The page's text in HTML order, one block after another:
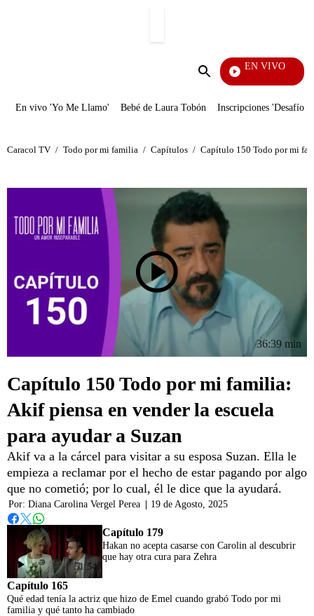
Enviar
EN VIVO
En vivo 'Yo Me Llamo' Bebé de Laura Tobón Inscripciones 'Desafío'
Caracol TV / Todo por mi familia / Capítulos / Capítulo 150 Todo por mi
36:39 min
Capítulo 150 Todo por mi familia:
Akif piensa en vender la escuela
para ayudar a Suzan
Akif va a la cárcel para visitar a su esposa Suzan. Ella le
empieza a reclamar por el hecho de estar pagando por algo
que no cometió; por lo cual, él le dice que la ayudará.
Por: Diana Carolina Vergel Perea 19 de Agosto, 2025
Facebook
Twitter
Whatsapp
51:54
Capítulo 179
Hakan no acepta casarse con Carolin al descubrir
que hay otra cura para Zehra
Capítulo 165
Qué edad tenía la actriz que hizo de Emel cuando grabó Todo por mi
familia y qué tanto ha cambiado